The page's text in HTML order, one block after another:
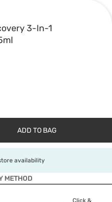
3-In-1
ADD TO BAG
availability
METHOD
Click &